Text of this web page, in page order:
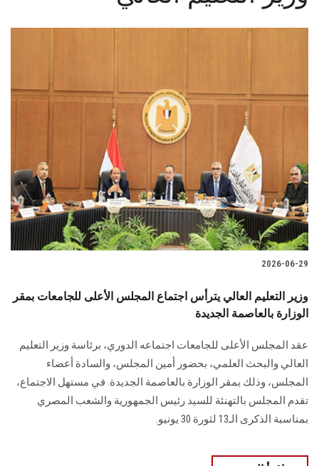
هيئة التدريس
الدراسات العليا
الزائـرون
سجل الان
2026-06-29
وزير التعليم العالي يترأس اجتماع المجلس الأعلى للجامعات بمقر
الوزارة بالعاصمة الجديدة
عقد المجلس الأعلى للجامعات اجتماعه الدوري، برئاسة وزير التعليم
العالي والبحث العلمي، بحضور أمين المجلس، والسادة أعضاء
المجلس، وذلك بمقر الوزارة بالعاصمة الجديدة. في مستهل الاجتماع،
تقدم المجلس بالتهنئة للسيد رئيس الجمهورية والشعب المصري
بمناسبة الذكرى الـ13 لثورة 30 يونيو.